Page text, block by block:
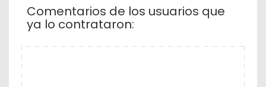
Comentarios de los usuarios que
ya lo contrataron: